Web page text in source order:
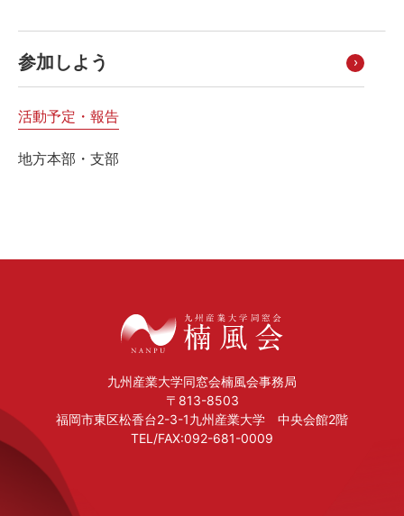
参加しよう
活動予定・報告
地方本部・支部
九州産業大学同窓会楠風会事務局
〒813-8503
福岡市東区松香台2-3-1九州産業大学 中央会館2階
TEL/FAX:092-681-0009